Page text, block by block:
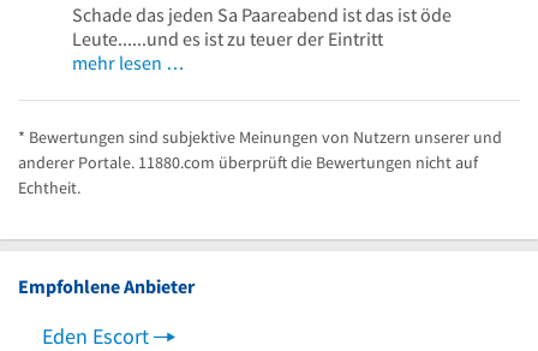
Schade das jeden Sa Paareabend ist das ist öde
Leute......und es ist zu teuer der Eintritt
mehr lesen …
* Bewertungen sind subjektive Meinungen von Nutzern unserer und
anderer Portale. 11880.com überprüft die Bewertungen nicht auf
Echtheit.
Empfohlene Anbieter
Eden Escort